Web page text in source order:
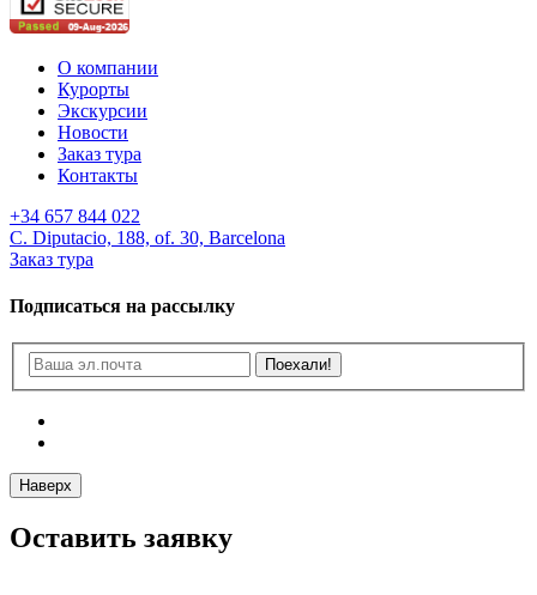
О компании
Курорты
Экскурсии
Новости
Заказ тура
Контакты
+34 657 844 022
C. Diputacio, 188, of. 30, Barcelona
Заказ тура
Подписаться на рассылку
Наверх
Оставить заявку